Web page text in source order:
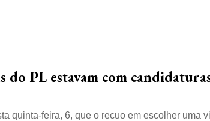
PL estavam com
quinta-feira, 6, que o recuo em escolher uma